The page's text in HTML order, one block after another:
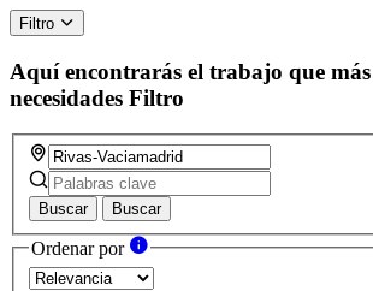
Filtro
Aquí encontrarás el trabajo que más
necesidades Filtro
Buscar Buscar
Ordenar por